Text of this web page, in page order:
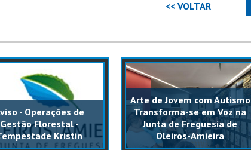
<< VOLTAR
- Operações de
Gestão Florestal -
Kristin
Arte de Jovem com Autismo
Transforma-se em Voz na
Junta de Freguesia de
Oleiros-Amieira